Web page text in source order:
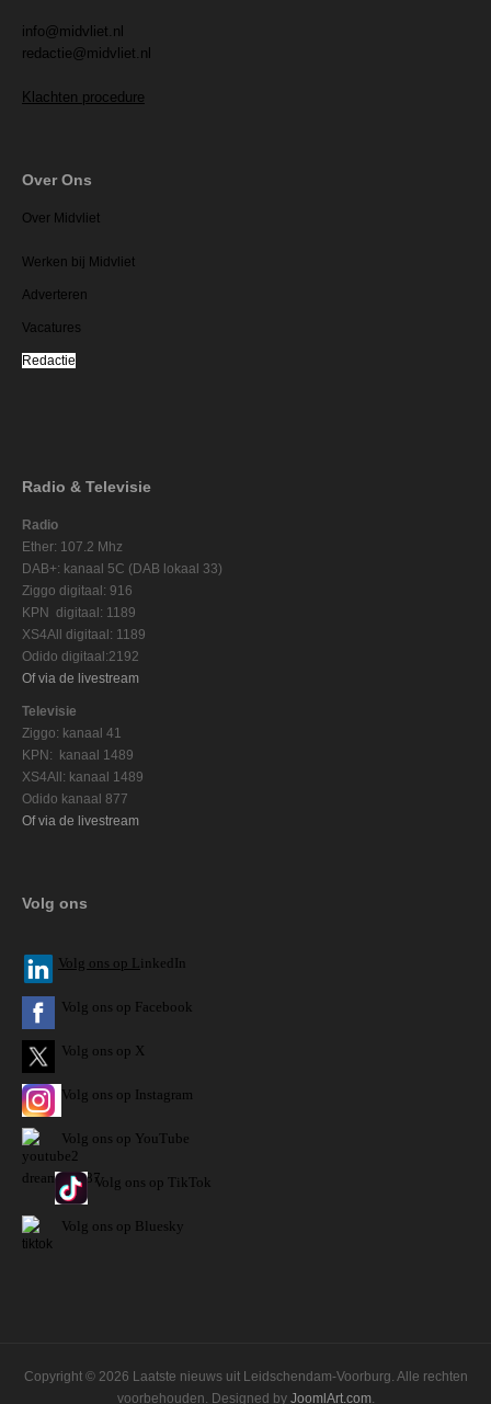
info@midvliet.nl
redactie@midvliet.nl
Klachten procedure
Over Ons
Over Midvliet
Werken bij Midvliet
Adverteren
Vacatures
Redactie
Radio & Televisie
Radio
Ether: 107.2 Mhz
DAB+: kanaal 5C (DAB lokaal 33)
Ziggo digitaal: 916
KPN digitaal: 1189
XS4All digitaal: 1189
Odido digitaal:2192
Of via de livestream
Televisie
Ziggo: kanaal 41
KPN: kanaal 1489
XS4All: kanaal 1489
Odido kanaal 877
Of via de livestream
Volg ons
Volg ons op L inkedIn
Volg ons op Facebook
Volg ons op X
Volg ons op Instagram
Volg ons op YouTube
Volg ons op TikTok
Volg ons op Bluesky
Copyright © 2026 Laatste nieuws uit Leidschendam-Voorburg. Alle rechten
voorbehouden. Designed by JoomlArt.com.